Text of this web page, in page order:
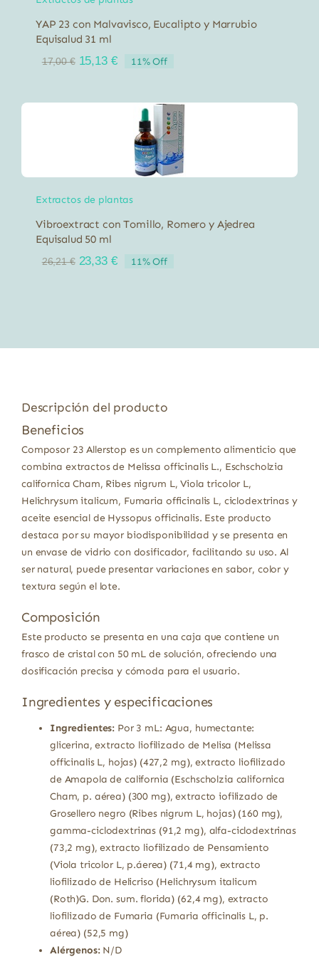
YAP 23 con Malvavisco, Eucalipto y Marrubio
Equisalud 31 ml
17,00€ El
era:
15,13 €El
es:
15,13 €.
11% Off
Extractos de plantas
Vibroextract con Tomillo, Romero y Ajedrea
Equisalud 50 ml
26,21€ El
23,33 €El
11% Off
Descripción del producto
Beneficios
Composor 23 Allerstop es un complemento alimenticio que
combina extractos de Melissa officinalis L., Eschscholzia
californica Cham, Ribes nigrum L, Viola tricolor L,
Helichrysum italicum, Fumaria officinalis L, ciclodextrinas y
aceite esencial de Hyssopus officinalis. Este producto
destaca por su mayor biodisponibilidad y se presenta en
un envase de vidrio con dosificador, facilitando su uso. Al
ser natural, puede presentar variaciones en sabor, color y
textura según el lote.
Composición
Este producto se presenta en una caja que contiene un
frasco de cristal con 50 mL de solución, ofreciendo una
dosificación precisa y cómoda para el usuario.
Ingredientes y especificaciones
Ingredientes: Por 3 mL: Agua, humectante:
glicerina, extracto liofilizado de Melisa (Melissa
officinalis L, hojas) (427,2 mg), extracto liofilizado
de Amapola de california (Eschscholzia californica
Cham, p. aérea) (300 mg), extracto iofilizado de
Grosellero negro (Ribes nigrum L, hojas) (160 mg),
gamma-ciclodextrinas (91,2 mg), alfa-ciclodextrinas
(73,2 mg), extracto liofilizado de Pensamiento
(Viola tricolor L, p.áerea) (71,4 mg), extracto
liofilizado de Helicriso (Helichrysum italicum
(Roth)G. Don. sum. florida) (62,4 mg), extracto
liofilizado de Fumaria (Fumaria officinalis L, p.
aérea) (52,5 mg)
Alérgenos:N/D